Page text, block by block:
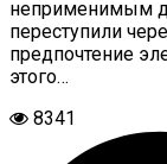
неприменимым
переступили
предпочтение
этого…
8341